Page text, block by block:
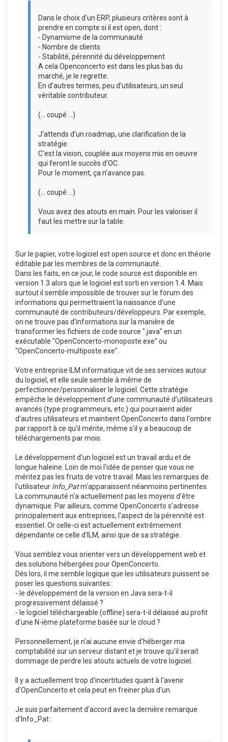
Dans le choix d'un ERP, plusieurs critères sont à
prendre en compte si il est open, dont :
- Dynamisme de la communauté
- Nombre de clients
- Stabilité, pérennité du développement
A cela Openconcerto est dans les plus bas du
marché, je le regrette.
En d'autres termes, peu d'utilisateurs, un seul
véritable contributeur.
(... coupé ...)
J'attends d'un roadmap, une clarification de la
stratégie.
C'est la vision, couplée aux moyens mis en oeuvre
qui feront le succès d'OC.
Pour le moment, ça n'avance pas.
(... coupé ...)
Vous avez des atouts en main. Pour les valoriser il
faut les mettre sur la table.
Sur le papier, votre logiciel est open source et donc en théorie
éditable par les membres de la communauté.
Dans les faits, en ce jour, le code source est disponible en
version 1.3 alors que le logiciel est sorti en version 1.4. Mais
surtout il semble impossible de trouver sur le forum des
informations qui permettraient la naissance d'une
communauté de contributeurs/développeurs. Par exemple,
on ne trouve pas d'informations sur la manière de
transformer les fichiers de code source ".java" en un
exécutable "OpenConcerto-monoposte.exe" ou
"OpenConcerto-multiposte.exe".
Votre entreprise ILM informatique vit de ses services autour
du logiciel, et elle seule semble à même de
perfectionner/personnaliser le logiciel. Cette stratégie
empêche le développement d'une communauté d'utilisateurs
avancés (type programmeurs, etc.) qui pourraient aider
d'autres utilisateurs et maintient OpenConcerto dans l'ombre
par rapport à ce qu'il mérite, même s'il y a beaucoup de
téléchargements par mois.
Le développement d'un logiciel est un travail ardu et de
longue haleine. Loin de moi l'idée de penser que vous ne
méritez pas les fruits de votre travail. Mais les remarques de
l'utilisateur Info_Patm'apparaissent néanmoins pertinentes.
La communauté n'a actuellement pas les moyens d'être
dynamique. Par ailleurs, comme OpenConcerto s'adresse
principalement aux entreprises, l'aspect de la pérennité est
essentiel. Or celle-ci est actuellement extrêmement
dépendante ce celle d'ILM, ainsi que de sa stratégie.
Vous semblez vous orienter vers un développement web et
des solutions hébergées pour OpenConcerto.
Dès lors, il me semble logique que les utilisateurs puissent se
poser les questions suivantes:
- le développement de la version en Java sera-t-il
progressivement délaissé ?
- le logiciel téléchargeable (offline) sera-t-il délaissé au profit
d'une N-ième plateforme basée sur le cloud ?
Personnellement, je n'ai aucune envie d'héberger ma
comptabilité sur un serveur distant et je trouve qu'il serait
dommage de perdre les atouts actuels de votre logiciel.
Il y a actuellement trop d'incertitudes quant à l'avenir
d'OpenConcerto et cela peut en freiner plus d'un.
Je suis parfaitement d'accord avec la dernière remarque
d'Info_Pat :